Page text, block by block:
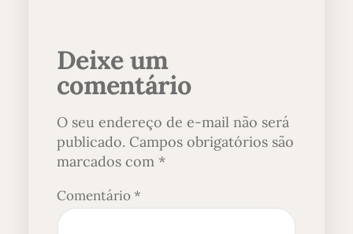
Deixe um
comentário
O seu endereço de e-mail não será
publicado. Campos obrigatórios são
marcados com *
Comentário*